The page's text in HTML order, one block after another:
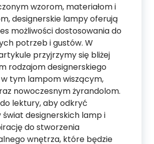
wzorom, materiałom i
designerskie lampy oferują
możliwości dostosowania do
potrzeb i gustów. W
przyjrzymy się bliżej
rodzajom designerskiego
tym lampom wiszącym,
nowoczesnym żyrandolom.
lektury, aby odkryć
designerskich lamp i
do stworzenia
wnętrza, które będzie